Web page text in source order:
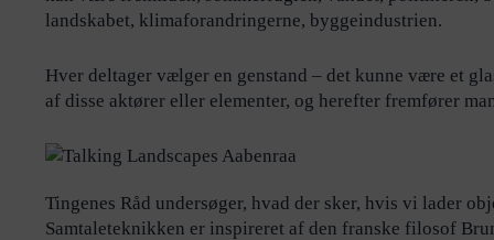
landskabet, klimaforandringerne, byggeindustrien.
Hver deltager vælger en genstand – det kunne være et
af disse aktører eller elementer, og herefter fremfører
Tingenes Råd undersøger, hvad der sker, hvis vi lader
Samtaleteknikken er inspireret af den franske filosof